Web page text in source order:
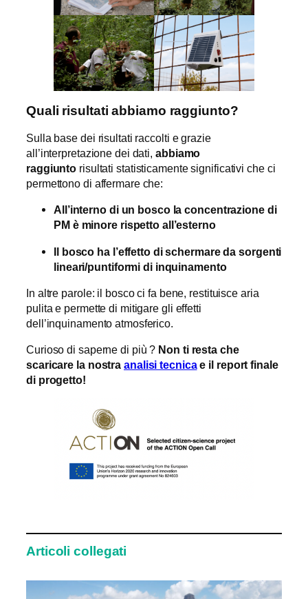
Quali risultati abbiamo raggiunto?
Sulla base dei risultati raccolti e grazie
all’interpretazione dei dati, abbiamo
raggiunto risultati statisticamente significativi che ci
permettono di affermare che:
All’interno di un bosco la concentrazione di
PM è minore rispetto all’esterno
Il bosco ha l’effetto di schermare da sorgenti
lineari/puntiformi di inquinamento
In altre parole: il bosco ci fa bene, restituisce aria
pulita e permette di mitigare gli effetti
dell’inquinamento atmosferico.
Curioso di saperne di più ? Non ti resta che
scaricare la nostra analisi tecnicae il report finale
di progetto!
Articoli collegati